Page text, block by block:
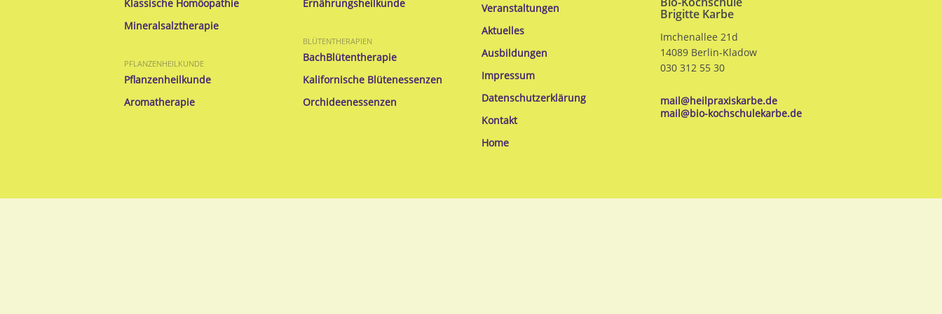
Klassische Homöopathie
Mineralsalztherapie
PFLANZENHEILKUNDE
Pflanzenheilkunde
Aromatherapie
Ernährungsheilkunde
BLÜTENTHERAPIEN
BachBlütentherapie
Kalifornische Blütenessenzen
Orchideenessenzen
Veranstaltungen
Aktuelles
Ausbildungen
Impressum
Datenschutzerklärung
Kontakt
Home
Brigitte Karbe
Imchenallee 21d
14089 Berlin-Kladow
030 312 55 30
mail@heilpraxiskarbe.de
mail@bio-kochschulekarbe.de